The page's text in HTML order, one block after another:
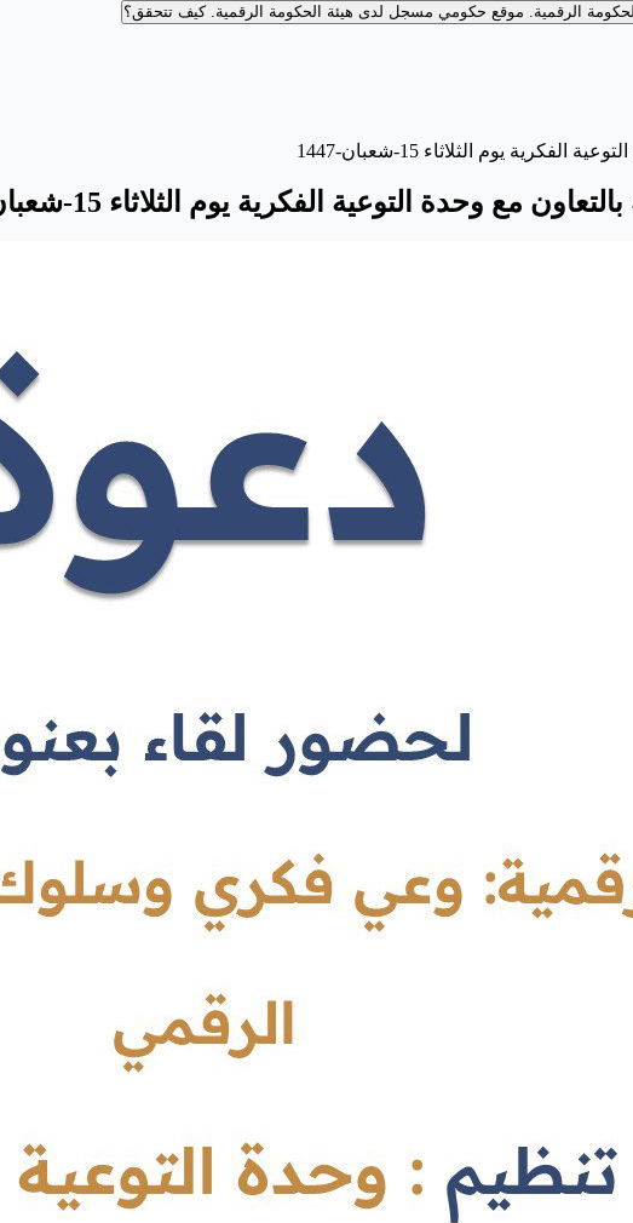
الرقمية. موقع حكومي مسجل لدى هيئة الحكومة الرقمية.كيف تتحقق؟
يوم الثلاثاء 15-شعبان-1447
مع وحدة التوعية الفكرية يوم الثلاثاء 15-شعبان-1447